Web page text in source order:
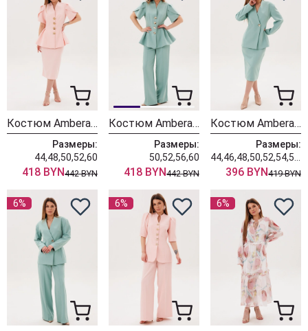
Костюм Ambera style 2157 пудра
Размеры:
44,48,50,52,60
418 BYN442 BYN
Костюм Ambera style 2156-1 мята
Размеры:
50,52,56,60
418 BYN442 BYN
Костюм Ambera style 2154 мята
Размеры:
396 BYN419 BYN
6% 6% 6%